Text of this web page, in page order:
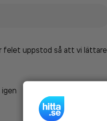
felet uppstod så att vi